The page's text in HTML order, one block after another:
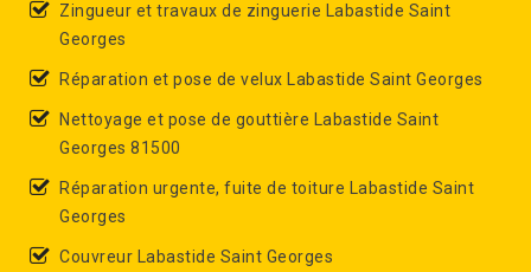
Zingueur et travaux de zinguerie Labastide Saint
Georges
Réparation et pose de velux Labastide Saint Georges
Nettoyage et pose de gouttière Labastide Saint
Georges 81500
Réparation urgente, fuite de toiture Labastide Saint
Georges
Couvreur Labastide Saint Georges